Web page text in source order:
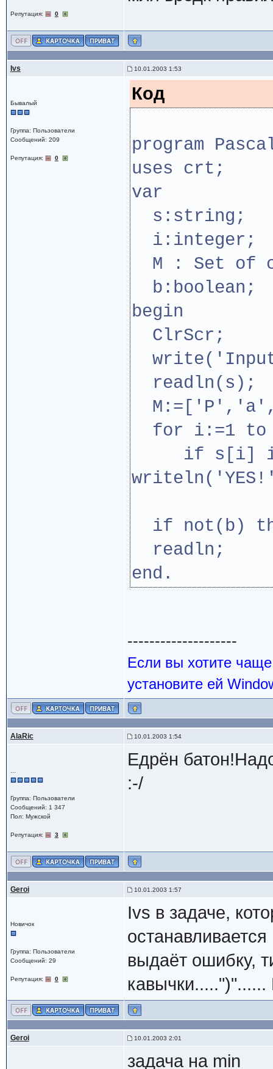
Репутация: 0
Ivs 10.01.2003 1:53
Бывалый
Группа: Пользователи
Сообщений: 209
Репутация: 0
Код
program
uses crt;
var
s:string;
i:integer;
M : Set of
b:boolean;
begin
ClrScr;
readln(s);
for i:=1 to
if s[i] in
if not(b)
readln;
end.
--------------------
Если вы хотите
установите ей
AlaRic 10.01.2003 1:54
Группа: Пользователи
Сообщений: 1 347
Пол: Мужской
Репутация: 3
Едрён
:-/
Geroi 10.01.2003 1:57
Новичок
Группа: Пользователи
Сообщений: 29
Репутация: 0
Ivs в задаче,
выдаёт ошибку,
Geroi 10.01.2003 2:01
задача на min